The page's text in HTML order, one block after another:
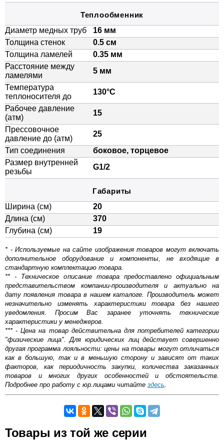
Теплообменник
Диаметр медных труб
16 мм
Толщина стенок
0.5 см
Толщина ламелей
0.35 мм
Расстояние между
ламелями
5 мм
Температура
теплоносителя до
130°C
Рабочее давление
(атм)
15
Прессовочное
давление до (атм)
25
Тип соединения
боковое, торцевое
Размер внутренней
резьбы
G1/2
Габариты
Ширина (см)
20
Длина (см)
370
Глубина (см)
19
* - Используемые на сайте изображения товаров могут включать
дополнительное оборудование и компоненты, не входящие в
стандартную комплектацию товара.
** - Техническое описание товара предоставлено официальным
представительством компании-производителя и актуально на
дату появления товара в нашем каталоге. Производитель может
незначительно изменять характеристики товара без нашего
уведомления. Просим Вас заранее уточнять технические
характеристики у менеджеров.
*** - Цена на товар действительна для потребителей категории
"физические лица". Для юридических лиц действует совершенно
другая программа лояльности: цены на товары могут отличаться
как в большую, так и в меньшую сторону и зависят от таких
факторов, как периодичность закупки, количества заказанных
товаров и многих других особенностей и обстоятельств.
Подробнее про работу с юр.лицами читайте здесь.
Оставьте отзыв
Товары из той же серии